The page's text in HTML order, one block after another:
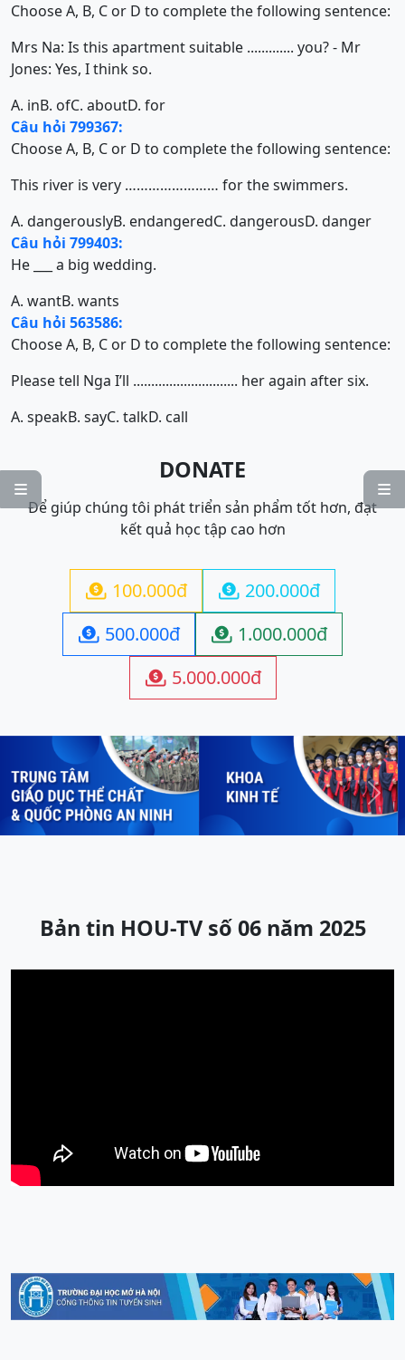


Choose A, B, C or D to complete the following sentence:
Mrs Na: Is this apartment suitable ............. you? - Mr
Jones: Yes, I think so.
A. inB. ofC. aboutD. for
Câu hỏi 799367:
Choose A, B, C or D to complete the following sentence:
This river is very …………………… for the swimmers.
A. dangerouslyB. endangeredC. dangerousD. danger
Câu hỏi 799403:
He ___ a big wedding.
A. wantB. wants
Câu hỏi 563586:
Choose A, B, C or D to complete the following sentence:
Please tell Nga I’ll ............................. her again after six.
A. speakB. sayC. talkD. call
DONATE
Để giúp chúng tôi phát triển sản phẩm tốt hơn, đạt
kết quả học tập cao hơn
 100.000đ  200.000đ
 500.000đ  1.000.000đ
 5.000.000đ
Previous Next
Bản tin HOU-TV số 06 năm 2025